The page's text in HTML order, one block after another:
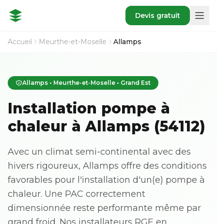
Devis gratuit
Accueil Meurthe-et-Moselle Allamps
Allamps • Meurthe-et-Moselle • Grand Est
Installation pompe à
chaleur à Allamps (54112)
Avec un climat semi-continental avec des
hivers rigoureux, Allamps offre des conditions
favorables pour l'installation d'un(e) pompe à
chaleur. Une PAC correctement
dimensionnée reste performante même par